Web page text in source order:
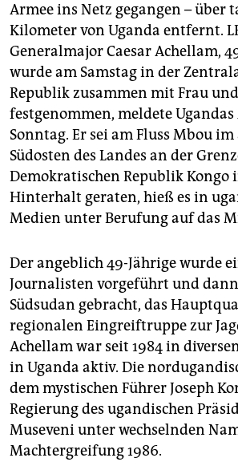
epaper login
Armee ins Netz gegangen – über
Kilometer von Uganda entfernt.
Generalmajor Caesar Achellam,
wurde am Samstag in der
Republik zusammen mit Frau
festgenommen, meldete Ugandas
Sonntag. Er sei am Fluss Mbou
Südosten des Landes an der
Demokratischen Republik Kongo
Hinterhalt geraten, hieß es in
Medien unter Berufung auf das
Der angeblich 49-Jährige wurde
Journalisten vorgeführt und
Südsudan gebracht, das
regionalen Eingreiftruppe zur
Achellam war seit 1984 in
in Uganda aktiv. Die
dem mystischen Führer Joseph
Regierung des ugandischen
Museveni unter wechselnden
Machtergreifung 1986.